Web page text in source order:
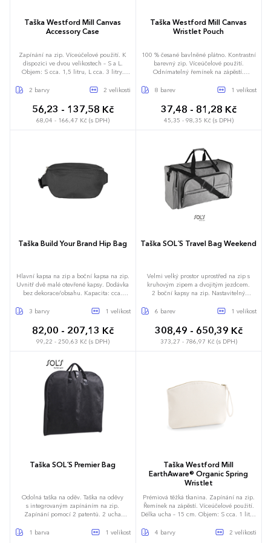
budou 2 % věnována organizaci
Water.org.
Taška Westford Mill Canvas
Accessory Case
Zapínání na zip. Víceúčelové použití. K
dispozici ve dvou velikostech – S a L.
Objem: S cca. 1,5 litru, L cca. 3 litry.
2 barvy
2 velikosti
56,23 - 137,58 Kč
68,04 - 166,47 Kč (s DPH)
Taška Westford Mill Canvas
Wristlet Pouch
100 % česané bavlněné plátno. Kontrastní
barevný zip. Víceúčelové použití.
Odnímatelný řemínek na zápěstí.
Délka ucha: 15 cm. Dodávka bez
8 barev 1 velikost
37,48 - 81,28 Kč
45,35 - 98,35 Kč (s DPH)
26 x 17 cm
Taška Build Your Brand Hip Bag
Hlavní kapsa na zip a boční kapsa na zip.
Uvnitř dvě malé otevřené kapsy. Dodávka
bez dekorace/obsahu. Kapacita: cca.
3 barvy
1 velikost
82,00 - 207,13 Kč
99,22 - 250,63 Kč (s DPH)
23 x 7,5 x 13,5 cm
Taška SOL´S Travel Bag Weekend
Velmi velký prostor uprostřed na zip s
kruhovým zipem a dvojitým jezdcem.
2 boční kapsy na zip. Nastavitelný
Nylonová ucha s pohodlným úchopem.
600D. Dodávka bez obsahu/dekorace.
Kapacita: 48,4 litru.
6 barev 1 velikost
308,49 - 650,39 Kč
373,27 - 786,97 Kč (s DPH)
Taška SOL´S Premier Bag
Odolná taška na oděv. Taška na oděvy
s integrovaným zapínáním na zip.
Zapínání pomocí 2 patentů. 2 ucha
z PU. Dodávka bez obsahu/dekorace.
1 barva 1 velikost
Taška Westford Mill
EarthAware® Organic Spring
Wristlet
Prémiová těžká tkanina. Zapínání na zip.
Řemínek na zápěstí. Víceúčelové použití.
Délka ucha – 15 cm. Objem: S cca. 1 litr /
obsahu/dekorace.
4 barvy 2 velikosti